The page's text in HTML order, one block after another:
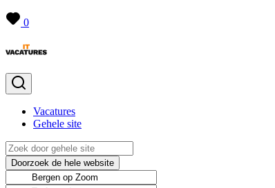
0
Vacatures
Gehele site